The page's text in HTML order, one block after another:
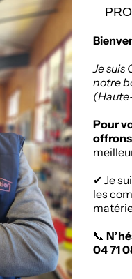
Fournisseur de matériaux
de construction à Saint-
Julien-Chapteuil
Avis
Adresse
Zone Artisanale, 336
Rue Emmanuel Mauras, 43260
Saint-Julien-Chapteuil
Je suis
notre
Pour
offrons
✔ Je
les
📞
04 71